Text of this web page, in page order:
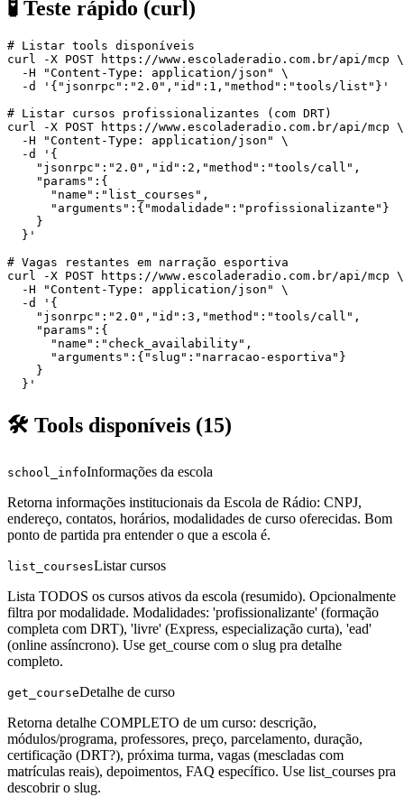
🧪 Teste rápido (curl)
# Listar tools disponíveis
curl -X POST https://www.escoladeradio.com.br/api/mcp \
  -H "Content-Type: application/json" \
  -d '{"jsonrpc":"2.0","id":1,"method":"tools/list"}'
# Listar cursos profissionalizantes (com DRT)
curl -X POST https://www.escoladeradio.com.br/api/mcp \
  -H "Content-Type: application/json" \
  -d '{
    "jsonrpc":"2.0","id":2,"method":"tools/call",
    "params":{
      "name":"list_courses",
      "arguments":{"modalidade":"profissionalizante"}
    }
  }'
# Vagas restantes em narração esportiva
curl -X POST https://www.escoladeradio.com.br/api/mcp \
  -H "Content-Type: application/json" \
  -d '{
    "jsonrpc":"2.0","id":3,"method":"tools/call",
    "params":{
      "name":"check_availability",
      "arguments":{"slug":"narracao-esportiva"}
    }
  }'
🛠️ Tools disponíveis (15)
school_infoInformações da escola
Retorna informações institucionais da Escola de Rádio: CNPJ,
endereço, contatos, horários, modalidades de curso oferecidas. Bom
ponto de partida pra entender o que a escola é.
list_coursesListar cursos
Lista TODOS os cursos ativos da escola (resumido). Opcionalmente
filtra por modalidade. Modalidades: 'profissionalizante' (formação
completa com DRT), 'livre' (Express, especialização curta), 'ead'
(online assíncrono). Use get_course com o slug pra detalhe
completo.
get_courseDetalhe de curso
Retorna detalhe COMPLETO de um curso: descrição,
módulos/programa, professores, preço, parcelamento, duração,
certificação (DRT?), próxima turma, vagas (mescladas com
matrículas reais), depoimentos, FAQ específico. Use list_courses pra
descobrir o slug.